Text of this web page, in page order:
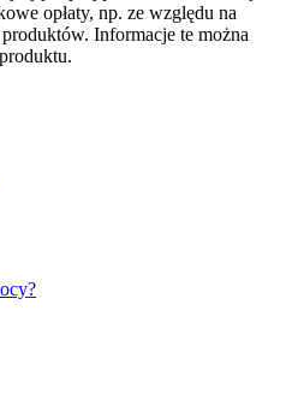
opłaty, np. ze względu na
Informacje te można